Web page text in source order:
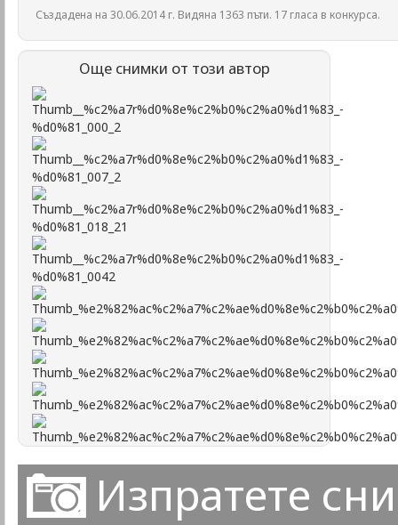
Създадена на 30.06.2014 г. Видяна 1363 пъти. 17 гласа в конкурса.
Още снимки от този автор
Изпратете